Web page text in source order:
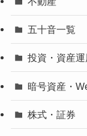
五十音一覧
投資・資産運
暗号資産・
株式・証券